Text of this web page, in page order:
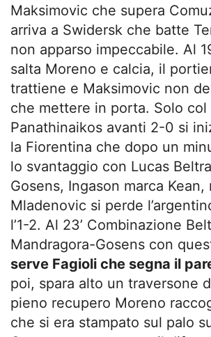
Maksimovic che supera
arriva a Swidersk che batte
non apparso impeccabile. Al
salta Moreno e calcia, il
trattiene e Maksimovic non
che mettere in porta. Solo col
Panathinaikos avanti 2-0 si
la Fiorentina che dopo un
lo svantaggio con Lucas
Gosens, Ingason marca Kean,
Mladenovic si perde
l’1-2. Al 23’ Combinazione
Mandragora-Gosens con
serve Fagioli che segna il
poi, spara alto un traversone
pieno recupero Moreno
che si era stampato sul palo